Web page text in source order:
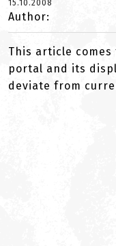
15.10.2008
Author:
This article
portal and its
deviate from